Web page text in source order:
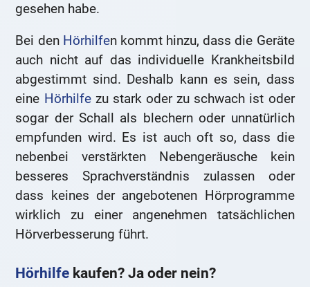
gesehen habe.
Bei den Hörhilfen kommt hinzu, dass die Geräte
auch nicht auf das individuelle Krankheitsbild
abgestimmt sind. Deshalb kann es sein, dass
eine Hörhilfezu stark oder zu schwach ist oder
sogar der Schall als blechern oder unnatürlich
empfunden wird. Es ist auch oft so, dass die
nebenbei verstärkten Nebengeräusche kein
besseres Sprachverständnis zulassen oder
dass keines der angebotenen Hörprogramme
wirklich zu einer angenehmen tatsächlichen
Hörverbesserung führt.
Hörhilfe kaufen? Ja oder nein?